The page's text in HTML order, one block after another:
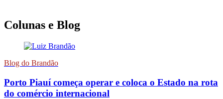
Colunas e Blog
Blog do Brandão
Porto Piauí começa operar e coloca o Estado na rota
do comércio internacional